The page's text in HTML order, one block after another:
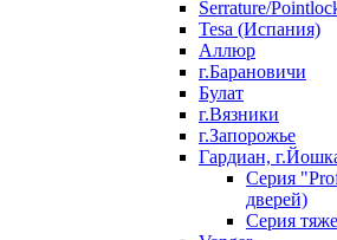
Serrature/
Tesa (Испания)
Аллюр
г.Барановичи
Булат
г.Вязники
г.Запорожье
Гардиан,
Серия
дверей)
Серия